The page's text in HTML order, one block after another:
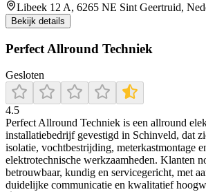
Libeek 12 A, 6265 NE Sint Geertruid,
Bekijk details
Perfect Allround Techniek
Gesloten
4.5
Perfect Allround Techniek is een allround
installatiebedrijf gevestigd in Schinveld, dat
isolatie, vochtbestrijding, meterkastmontage
elektrotechnische werkzaamheden. Klanten
betrouwbaar, kundig en servicegericht, met
duidelijke communicatie en kwalitatief